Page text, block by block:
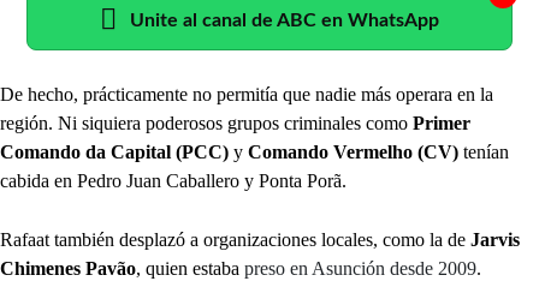
Unite al canal de ABC en WhatsApp
De hecho, prácticamente no permitía que nadie más operara en la
región. Ni siquiera poderosos grupos criminales como Primer
Comando da Capital (PCC) y Comando Vermelho (CV) tenían
cabida en Pedro Juan Caballero y Ponta Porã.
Rafaat también desplazó a organizaciones locales, como la de Jarvis
Chimenes Pavão, quien estaba preso en Asunción desde 2009.